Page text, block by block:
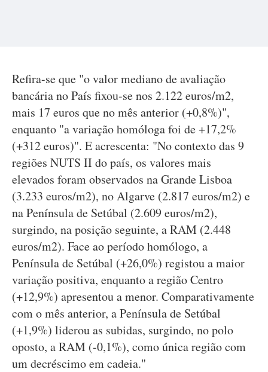
Refira-se que "o valor mediano de avaliação
bancária no País fixou-se nos 2.122 euros/m2,
mais 17 euros que no mês anterior (+0,8%)",
enquanto "a variação homóloga foi de +17,2%
(+312 euros)". E acrescenta: "No contexto das 9
regiões NUTS II do país, os valores mais
elevados foram observados na Grande Lisboa
(3.233 euros/m2), no Algarve (2.817 euros/m2) e
na Península de Setúbal (2.609 euros/m2),
surgindo, na posição seguinte, a RAM (2.448
euros/m2). Face ao período homólogo, a
Península de Setúbal (+26,0%) registou a maior
variação positiva, enquanto a região Centro
(+12,9%) apresentou a menor. Comparativamente
com o mês anterior, a Península de Setúbal
(+1,9%) liderou as subidas, surgindo, no polo
oposto, a RAM (-0,1%), como única região com
um decréscimo em cadeia."